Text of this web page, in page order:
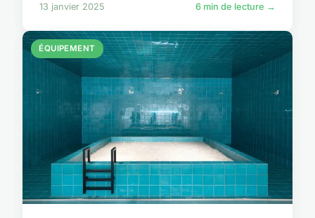
13 janvier 2025 6 min de lecture →
ÉQUIPEMENT